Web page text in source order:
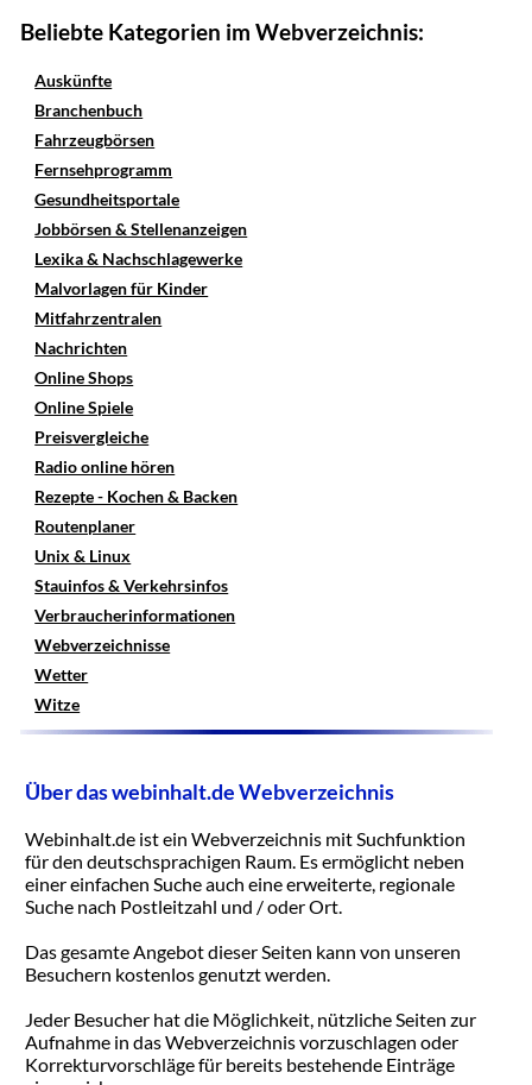
Beliebte Kategorien im Webverzeichnis:
Auskünfte
Branchenbuch
Fahrzeugbörsen
Fernsehprogramm
Gesundheitsportale
Jobbörsen & Stellenanzeigen
Lexika & Nachschlagewerke
Malvorlagen für Kinder
Mitfahrzentralen
Nachrichten
Online Shops
Online Spiele
Preisvergleiche
Radio online hören
Rezepte - Kochen & Backen
Routenplaner
Unix & Linux
Stauinfos & Verkehrsinfos
Verbraucherinformationen
Webverzeichnisse
Wetter
Witze
Über das webinhalt.de Webverzeichnis
Webinhalt.de ist ein Webverzeichnis mit Suchfunktion
für den deutschsprachigen Raum. Es ermöglicht neben
einer einfachen Suche auch eine erweiterte, regionale
Suche nach Postleitzahl und / oder Ort.
Das gesamte Angebot dieser Seiten kann von unseren
Besuchern kostenlos genutzt werden.
Jeder Besucher hat die Möglichkeit, nützliche Seiten zur
Aufnahme in das Webverzeichnis vorzuschlagen oder
Korrekturvorschläge für bereits bestehende Einträge